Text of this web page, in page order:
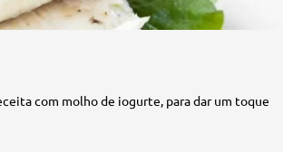
com molho de iogurte, para dar um toque